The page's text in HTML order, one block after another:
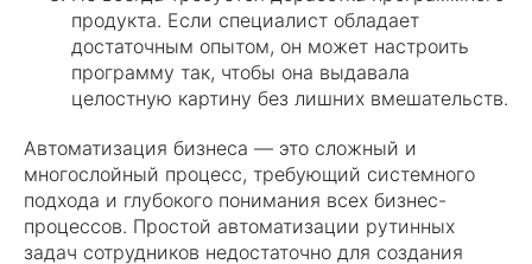
продукта. Если специалист обладает
достаточным опытом, он может настроить
программу так, чтобы она выдавала
целостную картину без лишних вмешательств.
Автоматизация бизнеса — это сложный и
многослойный процесс, требующий системного
подхода и глубокого понимания всех бизнес-
процессов. Простой автоматизации рутинных
задач сотрудников недостаточно для создания